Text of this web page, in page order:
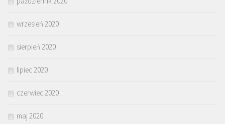
wrzesień 2020
sierpień 2020
lipiec 2020
czerwiec 2020
maj 2020